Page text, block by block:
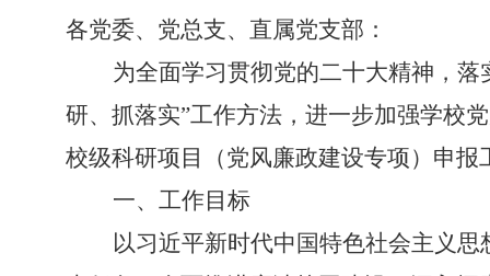
各党委、党总支、直属党支部：
为全面学习贯彻党的二十大精神，
研、抓落实”工作方法 ，进一步加强学校
校级科研项目（党风廉政建设专项）申报
一、工作目标
以习近平新时代中国特色社会主义